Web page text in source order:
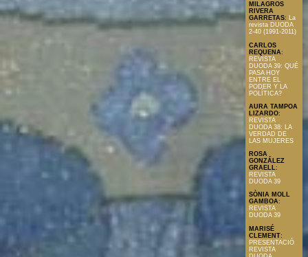
MILAGROS
RIVERA
GARRETAS: La
revista DUODA
2-40 (1991-2011)
CARLOS
REQUENA:
REVISTA
DUODA 39: QUÉ
PASA HOY
ENTRE EL
PODER Y LA
POLÍTICA?
AURA TAMPOA
LIZARDO:
REVISTA
DUODA 38: LA
VERDAD DE
LAS MUJERES
ROSA
GONZÁLEZ
GRAELL:
REVISTA
DUODA 39
SÒNIA MOLL
GAMBOA:
REVISTA
DUODA 39
MARISÉ
CLEMENT:
PRESENTACIÓ
REVISTA